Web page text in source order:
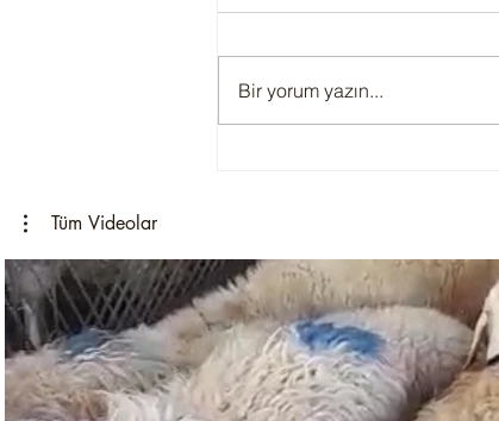
Hekimbaşı Adak
Bir yorum yazın...
Tüm Videolar